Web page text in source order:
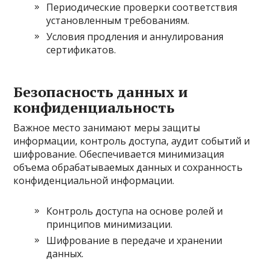
Периодические проверки соответствия
установленным требованиям.
Условия продления и аннулирования
сертификатов.
Безопасность данных и
конфиденциальность
Важное место занимают меры защиты
информации, контроль доступа, аудит событий и
шифрование. Обеспечивается минимизация
объема обрабатываемых данных и сохранность
конфиденциальной информации.
Контроль доступа на основе ролей и
принципов минимизации.
Шифрование в передаче и хранении
данных.